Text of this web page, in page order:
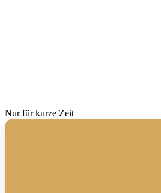
Nur für kurze Zeit